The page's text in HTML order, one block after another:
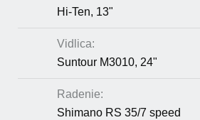
Hi-Ten, 13"
Vidlica:
Suntour M3010, 24"
Radenie:
Shimano RS 35/7 speed